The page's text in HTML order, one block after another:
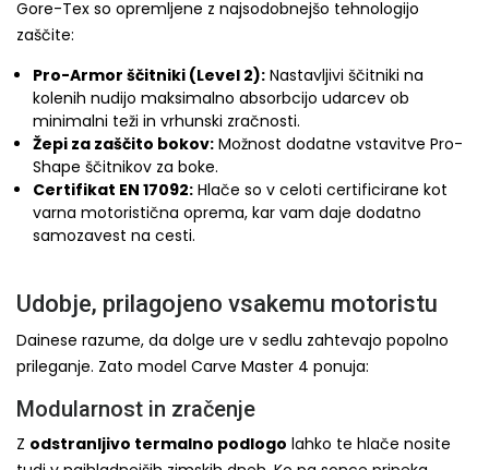
Gore-Tex so opremljene z najsodobnejšo tehnologijo
zaščite:
Pro-Armor ščitniki (Level 2): Nastavljivi ščitniki na
kolenih nudijo maksimalno absorbcijo udarcev ob
minimalni teži in vrhunski zračnosti.
Žepi za zaščito bokov: Možnost dodatne vstavitve Pro-
Shape ščitnikov za boke.
Certifikat EN 17092: Hlače so v celoti certificirane kot
varna motoristična oprema, kar vam daje dodatno
samozavest na cesti.
Udobje, prilagojeno vsakemu motoristu
Dainese razume, da dolge ure v sedlu zahtevajo popolno
prileganje. Zato model Carve Master 4 ponuja:
Modularnost in zračenje
Z odstranljivo termalno podlogo lahko te hlače nosite